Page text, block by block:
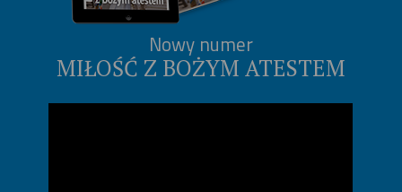
Nowy numer
MIŁOŚĆ Z BOŻYM ATESTEM